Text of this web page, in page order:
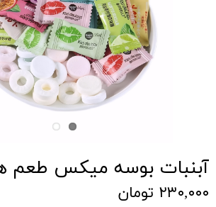
آبنبات بوسه میکس طعم
۲۳۰,۰۰۰ تومان